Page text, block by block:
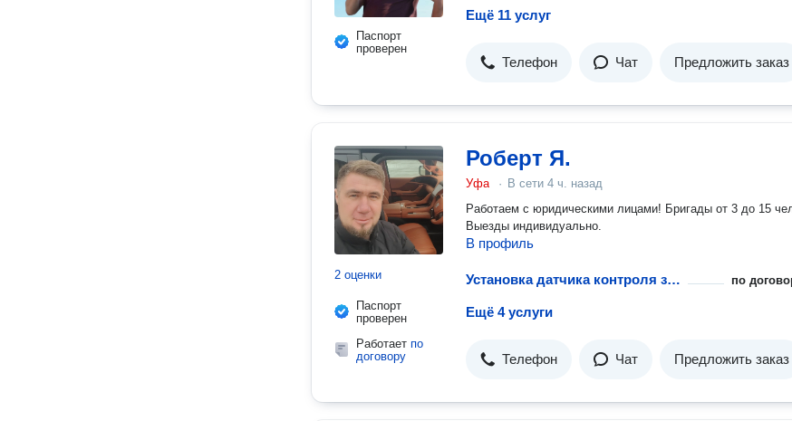
Паспорт
проверен
Ещё 11 услуг
Телефон Чат Предложить заказ
2 оценки
Паспорт
проверен
Работает по
договору
Роберт Я.
Уфа · В сети 4 ч. назад
Работаем с юридическими лицами! Бригады от 3 до 15
Выезды индивидуально.
В профиль
Установка датчика контроля загазованности горючих газов по
Ещё 4 услуги
Телефон Чат Предложить заказ